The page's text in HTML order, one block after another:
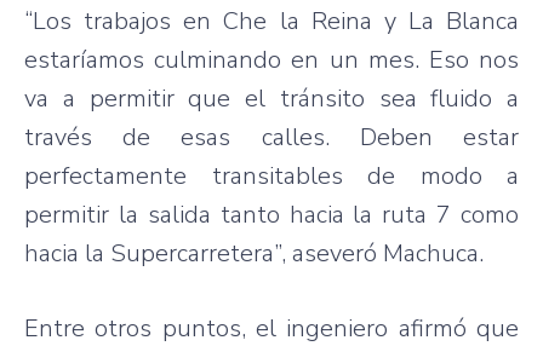
“Los trabajos en Che la Reina y La Blanca
estaríamos culminando en un mes. Eso nos
va a permitir que el tránsito sea fluido a
través de esas calles. Deben estar
perfectamente transitables de modo a
permitir la salida tanto hacia la ruta 7 como
hacia la Supercarretera”, aseveró Machuca.
Entre otros puntos, el ingeniero afirmó que